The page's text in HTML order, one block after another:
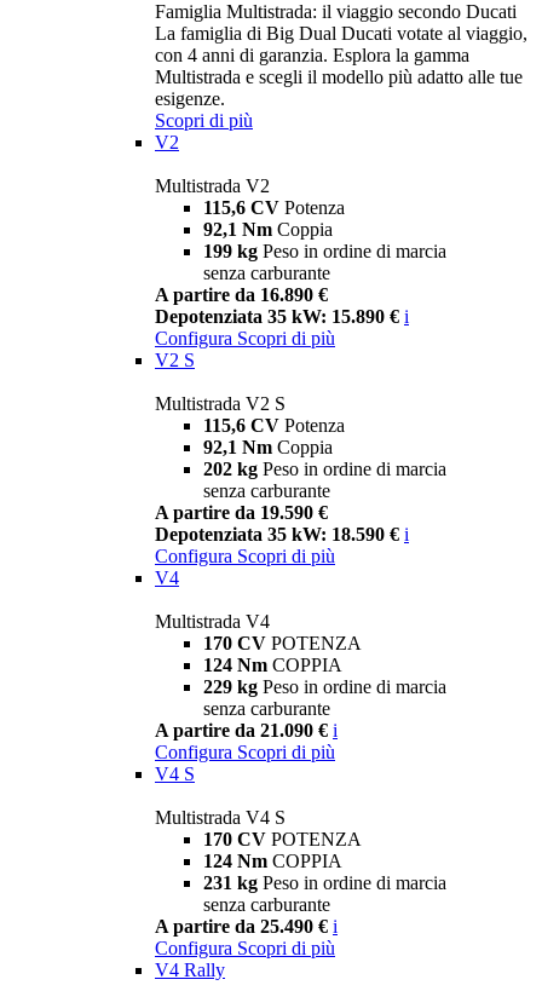
Famiglia Multistrada: il viaggio secondo Ducati
La famiglia di Big Dual Ducati votate al viaggio,
con 4 anni di garanzia. Esplora la gamma
Multistrada e scegli il modello più adatto alle tue
esigenze.
Scopri di più
V2
Multistrada V2
115,6 CV Potenza
92,1 Nm Coppia
199 kg Peso in ordine di marcia
senza carburante
A partire da 16.890 €
Depotenziata 35 kW: 15.890 € i
Configura Scopri di più
V2 S
Multistrada V2 S
115,6 CV Potenza
92,1 Nm Coppia
202 kg Peso in ordine di marcia
senza carburante
A partire da 19.590 €
Depotenziata 35 kW: 18.590 € i
Configura Scopri di più
V4
Multistrada V4
170 CV POTENZA
124 Nm COPPIA
229 kg Peso in ordine di marcia
senza carburante
A partire da 21.090 € i
Configura Scopri di più
V4 S
Multistrada V4 S
170 CV POTENZA
124 Nm COPPIA
231 kg Peso in ordine di marcia
senza carburante
A partire da 25.490 € i
Configura Scopri di più
V4 Rally